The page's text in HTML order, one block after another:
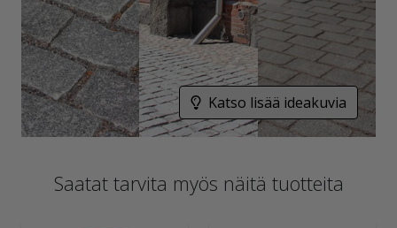
Katso lisää ideakuvia
Saatat tarvita myös näitä tuotteita